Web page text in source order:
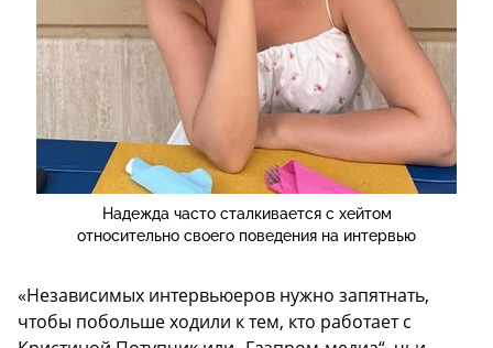
Надежда часто сталкивается с хейтом
относительно своего поведения на интервью
«Независимых интервьюеров нужно запятнать,
чтобы побольше ходили к тем, кто работает с